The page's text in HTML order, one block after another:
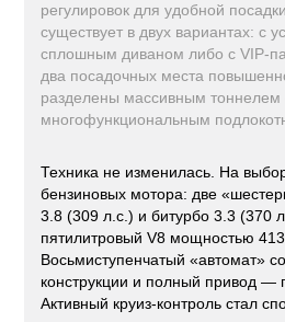
регулировок для удобной
существует в двух вариантах: с
сплошным диваном либо с VIP-
два посадочных места
разделены массивным тоннелем
многофункциональным
Техника не изменилась. На
бензиновых мотора: две
3.8 (309 л.с.) и битурбо 3.3 (370
пятилитровый V8 мощностью
Восьмиступенчатый «автомат»
конструкции и полный привод —
Активный круиз-контроль стал